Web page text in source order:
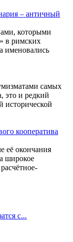
которыми
в римских
именовались
самых
это и редкий
исторической
её окончания
широкое
с...